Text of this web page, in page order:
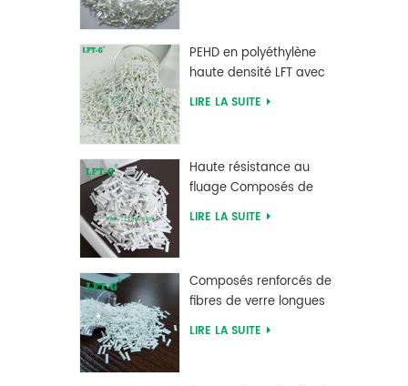
PEHD en polyéthylène
haute densité LFT avec
longue fibre de verre
LIRE LA SUITE
Haute résistance au
fluage Composés de
fibres de verre longues
LIRE LA SUITE
Composés renforcés de
fibres de verre longues
en polybutylène
LIRE LA SUITE